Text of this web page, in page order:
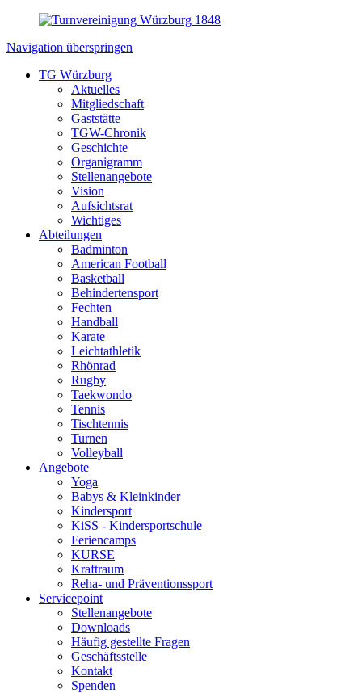
Navigation überspringen
TG Würzburg
Aktuelles
Mitgliedschaft
Gaststätte
TGW-Chronik
Geschichte
Organigramm
Stellenangebote
Vision
Aufsichtsrat
Wichtiges
Abteilungen
Badminton
American Football
Basketball
Behindertensport
Fechten
Handball
Karate
Leichtathletik
Rhönrad
Rugby
Taekwondo
Tennis
Tischtennis
Turnen
Volleyball
Angebote
Yoga
Babys & Kleinkinder
Kindersport
KiSS - Kindersportschule
Feriencamps
KURSE
Kraftraum
Reha- und Präventionssport
Servicepoint
Stellenangebote
Downloads
Häufig gestellte Fragen
Geschäftsstelle
Kontakt
Spenden